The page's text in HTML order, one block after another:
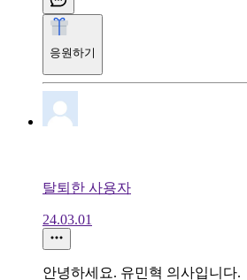
응원하기
탈퇴한 사용자
24.03.01
안녕하세요. 유민혁 의사입니다.